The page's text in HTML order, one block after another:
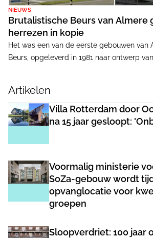
NIEUWS
Brutalistische Beurs van Almere
herrezen in kopie
Het was een van de eerste gebouwen van
Beurs, opgeleverd in 1981 naar ontwerp
Betonnen vlakken, uitgesproken
klimaatsysteem maakten het tot een
Architectuurhistoricus Isabel van Lent
2021 zelfs 'uniek in Nederland'.
Artikelen
Villa Rotterdam door
na 15 jaar gesloopt:
Voormalig ministerie
SoZa-gebouw wordt
opvanglocatie voor
groepen
Sloopverdriet: 100 jaar